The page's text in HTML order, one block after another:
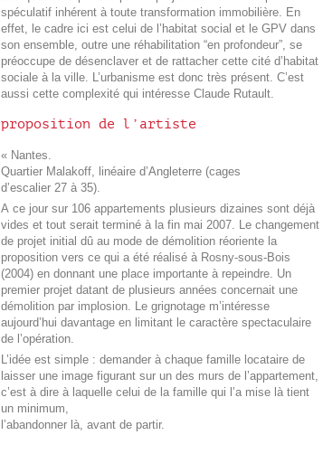
spéculatif inhérent à toute transformation immobilière. En
effet, le cadre ici est celui de l’habitat social et le GPV dans
son ensemble, outre une réhabilitation “en profondeur”, se
préoccupe de désenclaver et de rattacher cette cité d’habitat
sociale à la ville. L’urbanisme est donc très présent. C’est
aussi cette complexité qui intéresse Claude Rutault.
proposition de l’artiste
« Nantes.
Quartier Malakoff, linéaire d’Angleterre (cages
d’escalier 27 à 35).
A ce jour sur 106 appartements plusieurs dizaines sont déjà
vides et tout serait terminé à la fin mai 2007. Le changement
de projet initial dû au mode de démolition réoriente la
proposition vers ce qui a été réalisé à Rosny-sous-Bois
(2004) en donnant une place importante à repeindre. Un
premier projet datant de plusieurs années concernait une
démolition par implosion. Le grignotage m’intéresse
aujourd’hui davantage en limitant le caractère spectaculaire
de l’opération.
L’idée est simple : demander à chaque famille locataire de
laisser une image figurant sur un des murs de l’appartement,
c’est à dire à laquelle celui de la famille qui l’a mise là tient
un minimum,
l’abandonner là, avant de partir.